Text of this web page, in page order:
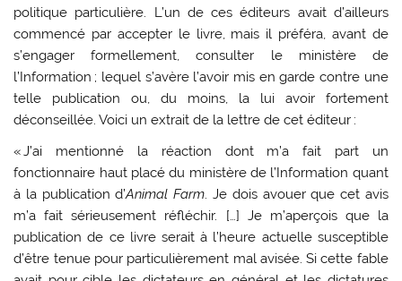
politique particulière. L’un de ces éditeurs avait d’ailleurs
commencé par accepter le livre, mais il préféra, avant de
s’engager formellement, consulter le ministère de
l’Information ; lequel s’avère l’avoir mis en garde contre une
telle publication ou, du moins, la lui avoir fortement
déconseillée. Voici un extrait de la lettre de cet éditeur :
« J’ai mentionné la réaction dont m’a fait part un
fonctionnaire haut placé du ministère de l’Information quant
à la publication d’Animal Farm. Je dois avouer que cet avis
m’a fait sérieusement réfléchir. […] Je m’aperçois que la
publication de ce livre serait à l’heure actuelle susceptible
d’être tenue pour particulièrement mal avisée. Si cette fable